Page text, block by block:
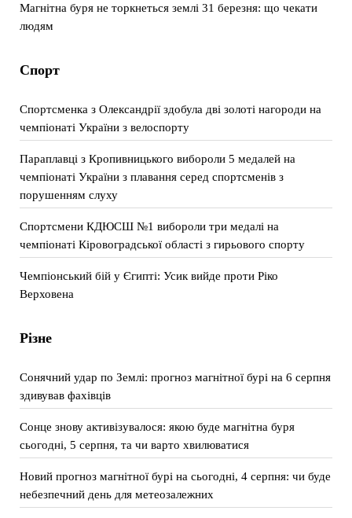
Магнітна буря не торкнеться землі 31 березня: що чекати
людям
Спорт
Спортсменка з Олександрії здобула дві золоті нагороди на
чемпіонаті України з велоспорту
Параплавці з Кропивницького вибороли 5 медалей на
чемпіонаті України з плавання серед спортсменів з
порушенням слуху
Спортсмени КДЮСШ №1 вибороли три медалі на
чемпіонаті Кіровоградської області з гирьового спорту
Чемпіонський бій у Єгипті: Усик вийде проти Ріко
Верховена
Різне
Сонячний удар по Землі: прогноз магнітної бурі на 6 серпня
здивував фахівців
Сонце знову активізувалося: якою буде магнітна буря
сьогодні, 5 серпня, та чи варто хвилюватися
Новий прогноз магнітної бурі на сьогодні, 4 серпня: чи буде
небезпечний день для метеозалежних